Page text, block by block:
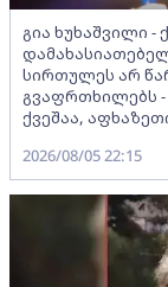
გია ხუხაშვილი -
სირთულეს არ
გვაფრთხილებს -
ქვეშაა,
2026/08/05 22:15